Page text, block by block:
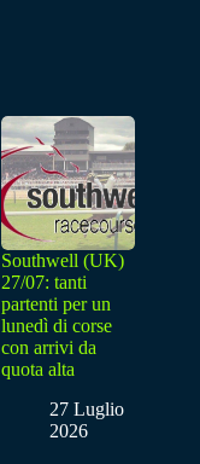
Southwell (UK)
27/07: tanti
partenti per un
lunedì di corse
con arrivi da
quota alta
27 Luglio
2026